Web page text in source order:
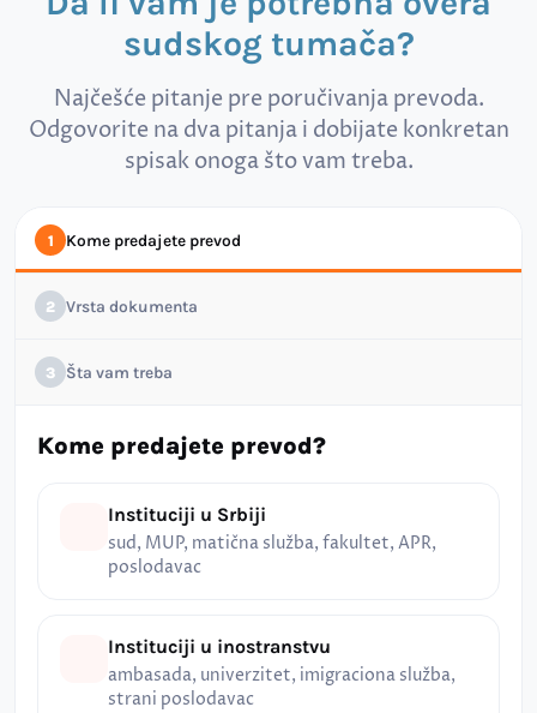
sudskog tumača?
Najčešće pitanje pre poručivanja prevoda.
Odgovorite na dva pitanja i dobijate konkretan
spisak onoga što vam treba.
1 Kome predajete prevod
2 Vrsta dokumenta
3 Šta vam treba
Kome predajete prevod?
Instituciji u Srbiji
sud, MUP, matična služba, fakultet, APR,
poslodavac
Instituciji u inostranstvu
ambasada, univerzitet, imigraciona služba,
strani poslodavac